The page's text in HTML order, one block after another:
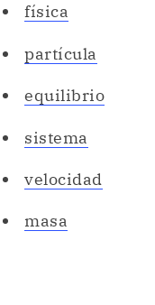
física
partícula
equilibrio
sistema
velocidad
masa